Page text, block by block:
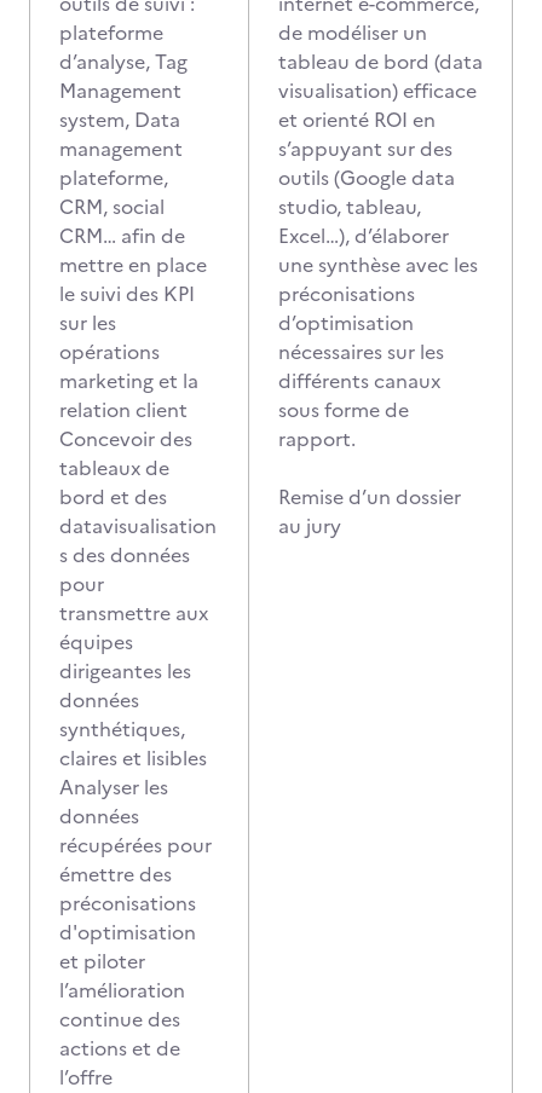
plateforme
d’analyse, Tag
Management
system, Data
management
plateforme,
CRM, social
CRM… afin de
mettre en place
le suivi des KPI
sur les
opérations
marketing et la
relation client
Concevoir des
tableaux de
bord et des
datavisualisation
s des données
pour
transmettre aux
équipes
dirigeantes les
données
synthétiques,
claires et lisibles
Analyser les
données
récupérées pour
émettre des
préconisations
d'optimisation
et piloter
l’amélioration
continue des
actions et de
l’offre
de modéliser un
tableau de bord (data
visualisation) efficace
et orienté ROI en
s’appuyant sur des
outils (Google data
studio, tableau,
Excel…), d’élaborer
une synthèse avec les
préconisations
d’optimisation
nécessaires sur les
différents canaux
sous forme de
rapport.
Remise d’un dossier
au jury